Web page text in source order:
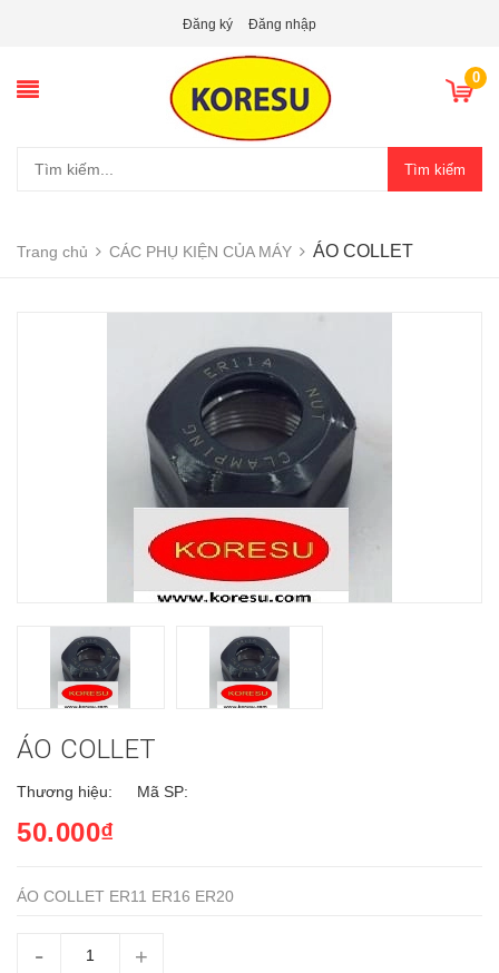
Đăng ký Đăng nhập
0
Tìm kiếm
Trang chủ CÁC PHỤ KIỆN CỦA MÁY ÁO COLLET
ÁO COLLET
Thương hiệu: Mã SP:
50.000₫
ÁO COLLET ER11 ER16 ER20
- +